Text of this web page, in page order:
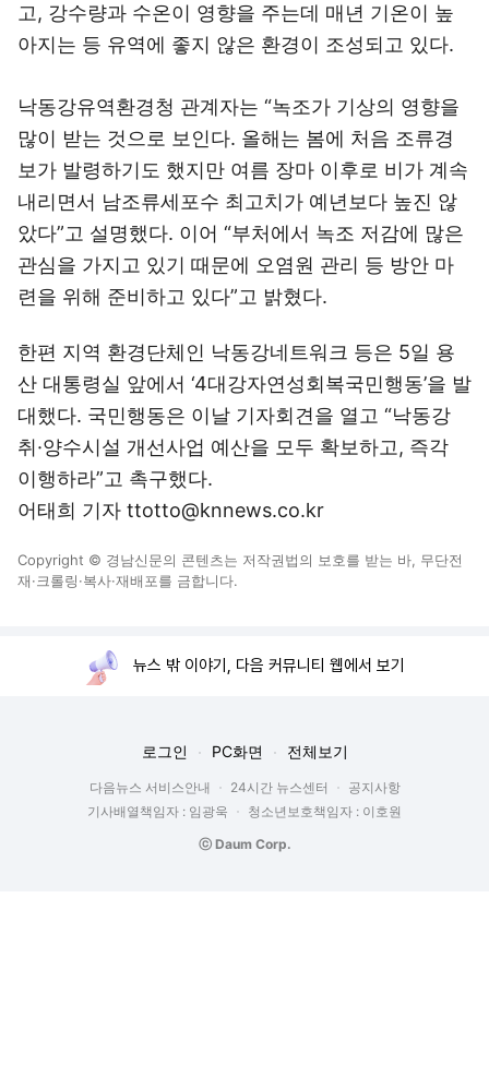
고, 강수량과 수온이 영향을 주는데 매년 기온이 높
아지는 등 유역에 좋지 않은 환경이 조성되고 있다.
낙동강유역환경청 관계자는 “녹조가 기상의 영향을
많이 받는 것으로 보인다. 올해는 봄에 처음 조류경
보가 발령하기도 했지만 여름 장마 이후로 비가 계속
내리면서 남조류세포수 최고치가 예년보다 높진 않
았다”고 설명했다. 이어 “부처에서 녹조 저감에 많은
관심을 가지고 있기 때문에 오염원 관리 등 방안 마
련을 위해 준비하고 있다”고 밝혔다.
한편 지역 환경단체인 낙동강네트워크 등은 5일 용
산 대통령실 앞에서 ‘4대강자연성회복국민행동’을 발
대했다. 국민행동은 이날 기자회견을 열고 “낙동강
취·양수시설 개선사업 예산을 모두 확보하고, 즉각
이행하라”고 촉구했다.
어태희 기자 ttotto@knnews.co.kr
Copyright © 경남신문의 콘텐츠는 저작권법의 보호를 받는 바, 무단전
재·크롤링·복사·재배포를 금합니다.
뉴스 밖 이야기, 다음 커뮤니티 웹에서 보기
로그인 PC화면 전체보기
다음뉴스 서비스안내 24시간 뉴스센터
공지사항
기사배열책임자 : 임광욱
청소년보호책임자 : 이호원
ⓒ Daum Corp.